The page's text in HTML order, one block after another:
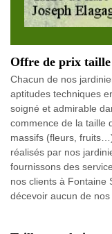
Offre de prix taille
Chacun de nos
aptitudes techniques
soigné et admirable
commence de la taille
massifs (fleurs,
réalisés par nos
fournissons des
nos clients à Fontaine
décevoir aucun de nos